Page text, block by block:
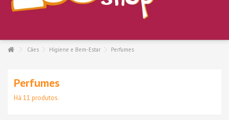
Cães Higiene e Bem-Estar Perfumes
Perfumes
Há 11 produtos.